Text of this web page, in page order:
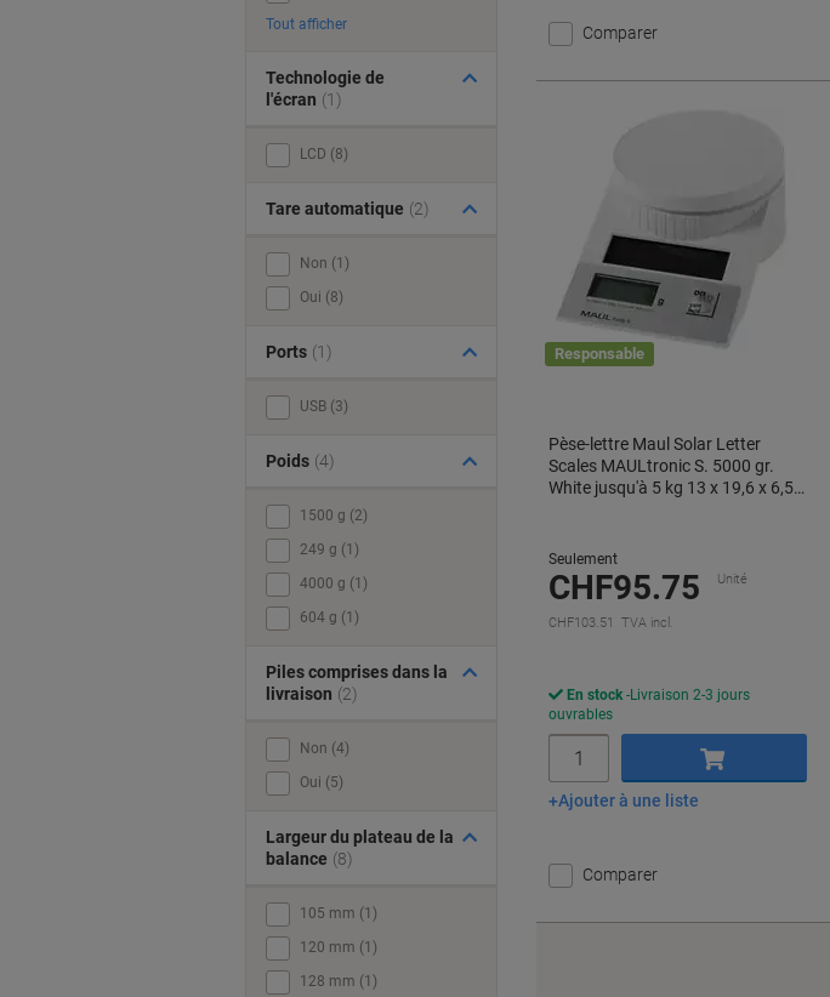
Comparer
Responsable
Pèse-lettre Maul Solar Letter
Scales MAULtronic S. 5000 gr.
White jusqu'à 5 kg 13 x 19,6 x 6,5
Seulement
CHF95.75 Unité
CHF103.51 TVA incl.
En stock Livraison 2-3 jours
ouvrables
Ajouter au panier
Ajouter à une liste
Comparer
Tout afficher
Technologie de
l'écran (1)
LCD (8)
Tare automatique (2)
Non (1)
Oui (8)
Ports (1)
USB (3)
Poids (4)
1500 g (2)
249 g (1)
4000 g (1)
604 g (1)
Piles comprises dans la
livraison (2)
Non (4)
Oui (5)
Largeur du plateau de la
balance (8)
105 mm (1)
120 mm (1)
128 mm (1)